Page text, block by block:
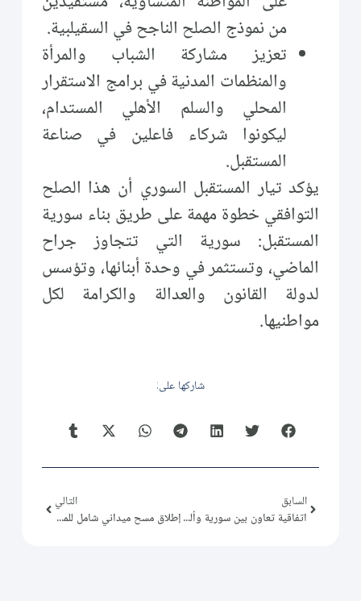
من نموذج الصلح الناجح في السقيلبية.
تعزيز مشاركة الشباب والمرأة
والمنظمات المدنية في برامج الاستقرار
المحلي والسلم الأهلي المستدام،
ليكونوا شركاء فاعلين في صناعة
المستقبل.
يؤكد تيار المستقبل السوري أن هذا الصلح
التوافقي خطوة مهمة على طريق بناء سورية
المستقبل: سورية التي تتجاوز جراح
الماضي، وتستثمر في وحدة أبنائها، وتؤسس
لدولة القانون والعدالة والكرامة لكل
مواطنيها.
شاركها على:
السابق
اتفاقية تعاون بين سورية وألمانيا لتعزيز قدرات الاستجابة السريعة والفاعلة للكوارث
التالي
إطلاق مسح ميداني شامل للمخيمات في شمالي سورية